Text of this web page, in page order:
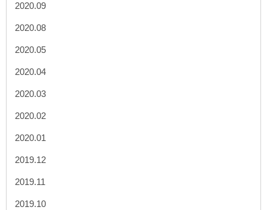
2020.09
2020.08
2020.05
2020.04
2020.03
2020.02
2020.01
2019.12
2019.11
2019.10